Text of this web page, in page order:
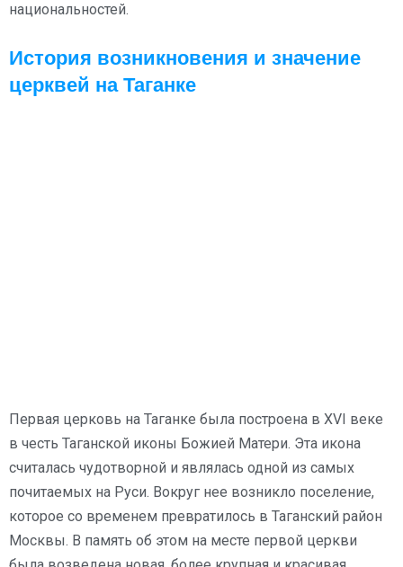
национальностей.
История возникновения и значение
церквей на Таганке
Первая церковь на Таганке была построена в XVI веке
в честь Таганской иконы Божией Матери. Эта икона
считалась чудотворной и являлась одной из самых
почитаемых на Руси. Вокруг нее возникло поселение,
которое со временем превратилось в Таганский район
Москвы. В память об этом на месте первой церкви